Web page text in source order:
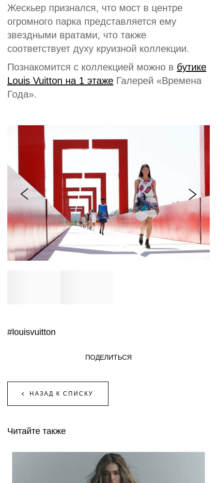
Жескьер признался, что мост в центре
огромного парка представляется ему
звездными вратами, что также
соответствует духу круизной коллекции.
Познакомится с коллекцией можно в бутике
Louis Vuitton на 1 этаже Галерей «Времена
Года».
#louisvuitton
НАЗАД К СПИСКУ
ПОДЕЛИТЬСЯ
Читайте также